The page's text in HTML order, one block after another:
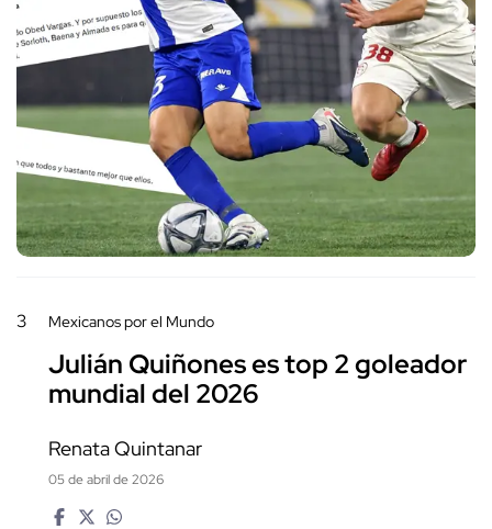
3 Mexicanos por el Mundo
Julián Quiñones es top 2 goleador
mundial del 2026
Renata Quintanar
05 de abril de 2026